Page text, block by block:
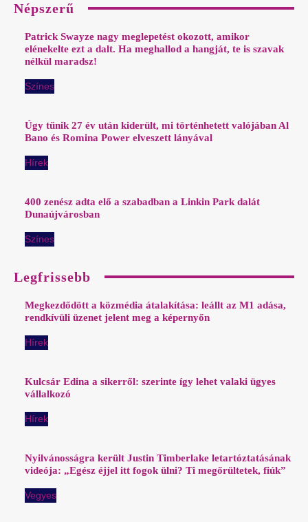
Népszerű
Patrick Swayze nagy meglepetést okozott, amikor
elénekelte ezt a dalt. Ha meghallod a hangját, te is szavak
nélkül maradsz!
Színes
Úgy tűnik 27 év után kiderült, mi történhetett valójában Al
Bano és Romina Power elveszett lányával
Hírek
400 zenész adta elő a szabadban a Linkin Park dalát
Dunaújvárosban
Színes
Legfrissebb
Megkezdődött a közmédia átalakítása: leállt az M1 adása,
rendkívüli üzenet jelent meg a képernyőn
Hírek
Kulcsár Edina a sikerről: szerinte így lehet valaki ügyes
vállalkozó
Hírek
Nyilvánosságra került Justin Timberlake letartóztatásának
videója: „Egész éjjel itt fogok ülni? Ti megőrültetek, fiúk”
Vegyes